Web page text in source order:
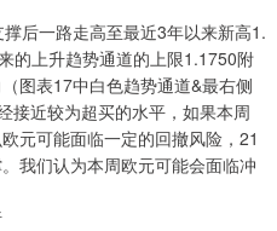
后一路走高至最近3年以来新高1.
的上升趋势通道的上限1.1750附
图表17中白色趋势通道&最右侧
接近较为超买的水平，如果本周
元可能面临一定的回撤风险，21
我们认为本周欧元可能会面临冲